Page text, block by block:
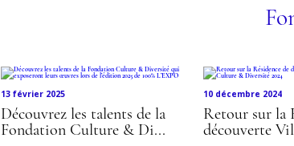
13 février 2025
Découvrez les talents de la
Fondation Culture & Di...
10 décembre 2024
Retour sur la
découverte